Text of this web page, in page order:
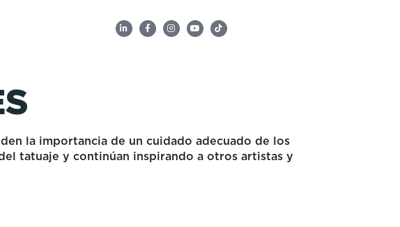
la importancia de un cuidado adecuado de los
tatuaje y continúan inspirando a otros artistas y